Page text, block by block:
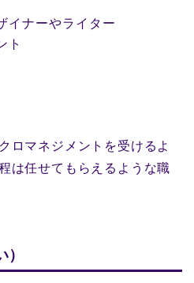
イナーやライター
ト
ロマネジメントを受けるよ
は任せてもらえるような職